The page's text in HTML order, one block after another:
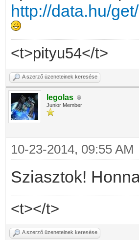
http://data.hu/
<t>pityu54</t>
A szerző üzeneteinek keresése
legolas
Junior Member
10-23-2014, 09:55 AM
Sziasztok!
<t></t>
A szerző üzeneteinek keresése